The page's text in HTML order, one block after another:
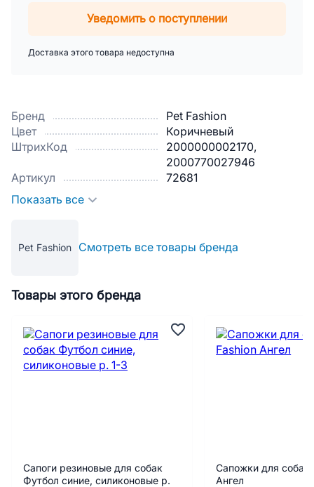
Бренд
Pet Fashion
Цвет
Коричневый
ШтрихКод
2000000002170,
2000770027946
Артикул
72681
Показать все
Pet Fashion Смотреть все товары бренда
Уведомить о поступлении
Доставка этого товара недоступна
Товары этого бренда
Сапоги резиновые для собак
Футбол синие, силиконовые р.
Сапожки для собак
Ангел